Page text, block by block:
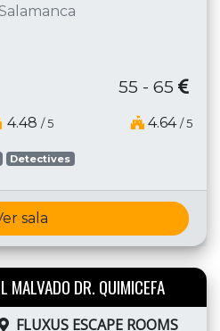
55 - 65
4.48 / 5 4.64 / 5
Detectives
sala
MALVADO DR. QUIMICEFA
FLUXUS ESCAPE ROOMS